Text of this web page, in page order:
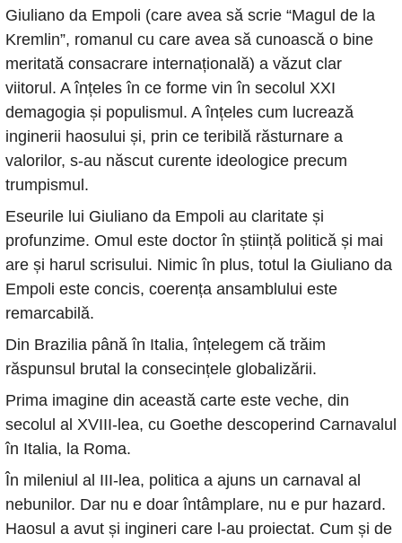
Giuliano da Empoli (care avea să scrie “Magul de la
Kremlin”, romanul cu care avea să cunoască o bine
meritată consacrare internațională) a văzut clar
viitorul. A înțeles în ce forme vin în secolul XXI
demagogia și populismul. A înțeles cum lucrează
inginerii haosului și, prin ce teribilă răsturnare a
valorilor, s-au născut curente ideologice precum
trumpismul.
Eseurile lui Giuliano da Empoli au claritate și
profunzime. Omul este doctor în știință politică și mai
are și harul scrisului. Nimic în plus, totul la Giuliano da
Empoli este concis, coerența ansamblului este
remarcabilă.
Din Brazilia până în Italia, înțelegem că trăim
răspunsul brutal la consecințele globalizării.
Prima imagine din această carte este veche, din
secolul al XVIII-lea, cu Goethe descoperind Carnavalul
în Italia, la Roma.
În mileniul al III-lea, politica a ajuns un carnaval al
nebunilor. Dar nu e doar întâmplare, nu e pur hazard.
Haosul a avut și ingineri care l-au proiectat. Cum și de